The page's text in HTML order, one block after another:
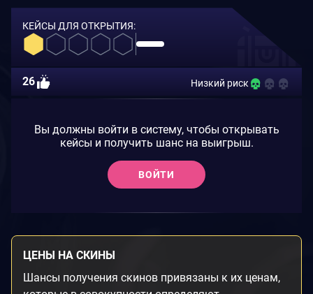
КЕЙСЫ ДЛЯ ОТКРЫТИЯ:
26 Низкий риск
Вы должны войти в систему, чтобы открывать
кейсы и получить шанс на выигрыш.
ВОЙТИ
ЦЕНЫ НА СКИНЫ
Шансы получения скинов привязаны к их ценам,